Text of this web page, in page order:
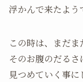
浮かんで来たよう
この時は、まだま
そのお腹のだるさ
見つめていく事